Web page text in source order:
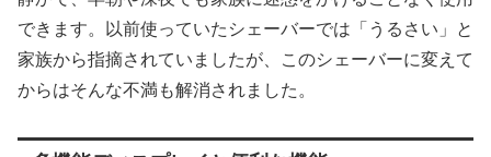
できます。以前使っていたシェーバーでは「うるさい」と
家族から指摘されていましたが、このシェーバーに変えて
からはそんな不満も解消されました。